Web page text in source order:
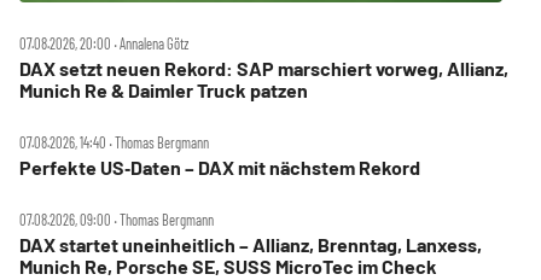
07.08.2026, 20:00 ‧ Annalena Götz
DAX setzt neuen Rekord: SAP marschiert vorweg, Allianz,
Munich Re & Daimler Truck patzen
07.08.2026, 14:40 ‧ Thomas Bergmann
Perfekte US‑Daten – DAX mit nächstem Rekord
07.08.2026, 09:00 ‧ Thomas Bergmann
DAX startet uneinheitlich – Allianz, Brenntag, Lanxess,
Munich Re, Porsche SE, SUSS MicroTec im Check